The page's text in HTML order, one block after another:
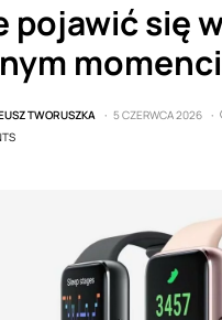
pojawić się
TWORUSZKA 5 CZERWCA 2026